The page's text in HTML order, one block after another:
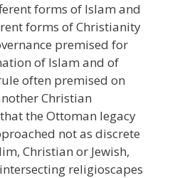
forms of Islam and
forms of Christianity
premised for
of Islam and of
often premised on
Christian
the Ottoman legacy
not as discrete
Christian or Jewish,
religioscapes